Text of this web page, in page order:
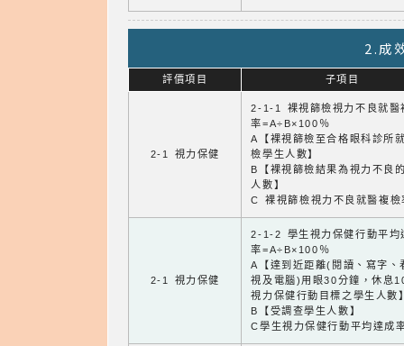
2.成
評價項目 子項目
2-1 視力保健
2-1-1 裸視篩檢視力不良就醫
率=A÷B×100％
A【裸視篩檢至合格眼科診所
檢學生人數】
B【裸視篩檢結果為視力不良
人數】
C 裸視篩檢視力不良就醫複檢
2-1 視力保健
2-1-2 學生視力保健行動平均
率=A÷B×100％
A【達到近距離(閱讀、寫字、
視及電腦)用眼30分鐘，休息
視力保健行動目標之學生人數
B【受調查學生人數】
C學生視力保健行動平均達成